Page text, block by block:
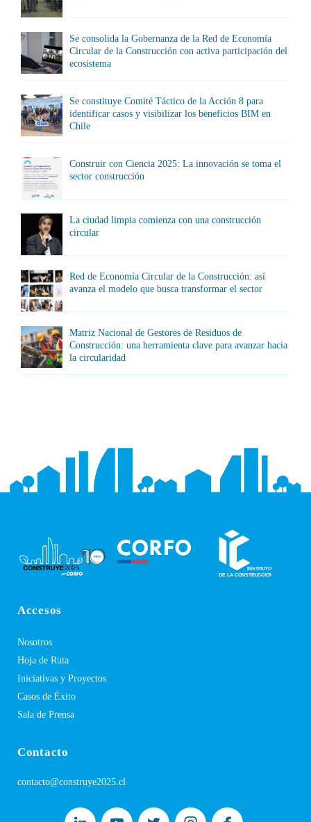
Se consolida la Gobernanza de la Red de Economía
Circular de la Construcción con activa participación del
ecosistema
Se constituye Comité Táctico de la Acción 8 para
identificar casos y visibilizar los beneficios BIM en
Chile
Construir con Ciencia 2025: La innovación se toma el
sector construcción
La ciudad limpia comienza con una construcción
circular
Red de Economía Circular de la Construcción: así
avanza el modelo que busca transformar el sector
Matriz Nacional de Gestores de Residuos de
Construcción: una herramienta clave para avanzar hacia
la circularidad
Accesos
Nosotros
Hoja de Ruta
Iniciativas y Proyectos
Casos de Éxito
Sala de Prensa
Contacto
contacto@construye2025.cl